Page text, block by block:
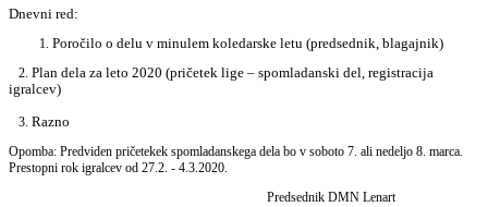
Dnevni red:
Poročilo o delu v minulem koledarske letu (predsednik, blagajnik)
2. Plan dela za leto 2020 (pričetek lige – spomladanski del, registracija
igralcev)
3. Razno
Opomba: Predviden pričetekek spomladanskega dela bo v soboto 7. ali nedeljo 8. marca.
Prestopni rok igralcev od 27.2. - 4.3.2020.
Predsednik DMN Lenart